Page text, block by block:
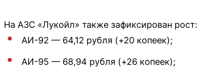
На АЗС «Лукойл» также зафиксирован рост:
АИ-92 — 64,12 рубля (+20 копеек);
АИ-95 — 68,94 рубля (+26 копеек);